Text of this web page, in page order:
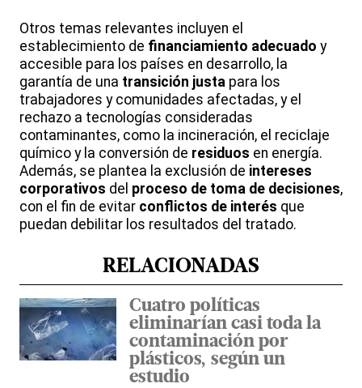
Otros temas relevantes incluyen el
establecimiento de financiamiento adecuado y
accesible para los países en desarrollo, la
garantía de una transición justa para los
trabajadores y comunidades afectadas, y el
rechazo a tecnologías consideradas
contaminantes, como la incineración, el reciclaje
químico y la conversión de residuos en energía.
Además, se plantea la exclusión de intereses
corporativos del proceso de toma de decisiones,
con el fin de evitar conflictos de interés que
puedan debilitar los resultados del tratado.
RELACIONADAS
Cuatro políticas
eliminarían casi toda la
contaminación por
plásticos, según un
estudio